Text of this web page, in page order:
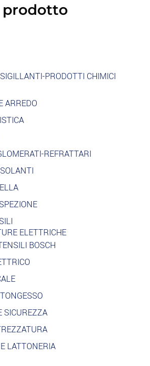
prodotto
PRODOTTI CHIMICI
ARREDO
REFRATTARI
ELETTRICHE
BOSCH
SICUREZZA
LATTONERIA